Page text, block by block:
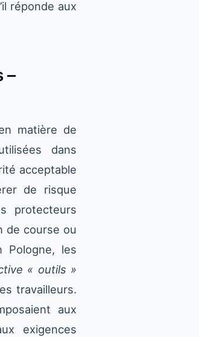
réponde aux
–
matière de
dans
acceptable
de risque
protecteurs
de course ou
Pologne, les
« outils »
travailleurs.
aux
exigences